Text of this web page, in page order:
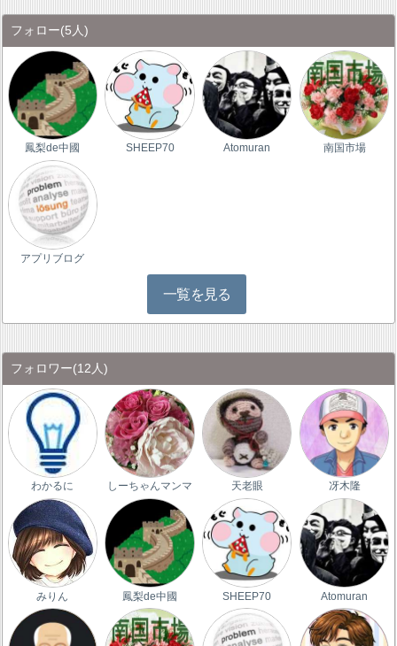
フォロー(5人)
鳳梨de中國 SHEEP70 Atomuran 南国市場
アプリブログ
一覧を見る
フォロワー(12人)
わかるに しーちゃんマンマ 天老眼 冴木隆
みりん 鳳梨de中國 SHEEP70 Atomuran